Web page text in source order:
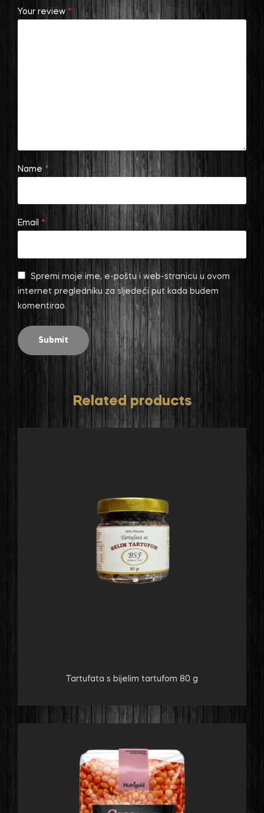
Your review *
Name *
Email *
Spremi moje ime, e-poštu i web-stranicu u ovom
internet pregledniku za sljedeći put kada budem
komentirao.
Related products
Tartufata s bijelim tartufom 80 g